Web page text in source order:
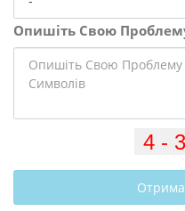
Опишіть Свою